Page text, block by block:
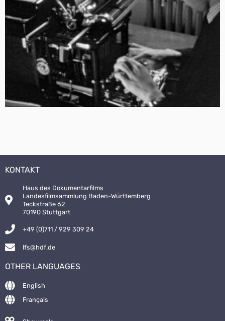
KONTAKT
Haus des Dokumentarfilms
Landesfilmsammlung Baden-Württemberg
Teckstraße 62
70190 Stuttgart
+49 (0)711 / 929 309 24
lfs@hdf.de
OTHER LANGUAGES
English
Français